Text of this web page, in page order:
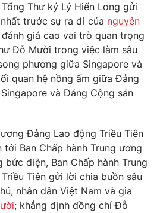
lai
Thư ký Lý Hiển Long gửi
trước sự ra đi của nguyên
đánh giá cao vai trò quan trọng
Đỗ Mười trong việc làm sâu
phương giữa Singapore và
quan hệ nồng ấm giữa Đảng
và Đảng Cộng sản
Đảng Lao động Triều Tiên
Ban Chấp hành Trung ương
điện, Ban Chấp hành Trung
Tiên gửi lời chia buồn sâu
nhân dân Việt Nam và gia
; khẳng định đồng chí Đỗ